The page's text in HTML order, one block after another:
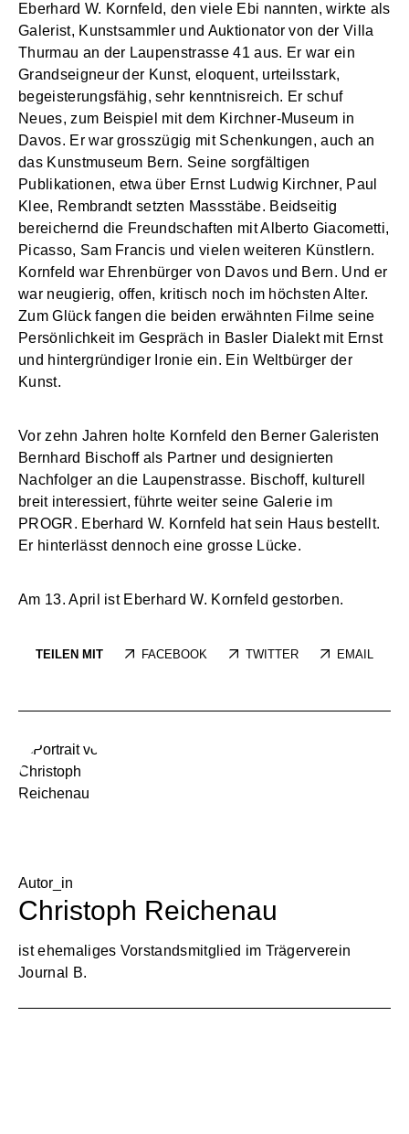
Eberhard W. Kornfeld, den viele Ebi nannten, wirkte als
Galerist, Kunstsammler und Auktionator von der Villa
Thurmau an der Laupenstrasse 41 aus. Er war ein
Grandseigneur der Kunst, eloquent, urteilsstark,
begeisterungsfähig, sehr kenntnisreich. Er schuf
Neues, zum Beispiel mit dem Kirchner-Museum in
Davos. Er war grosszügig mit Schenkungen, auch an
das Kunstmuseum Bern. Seine sorgfältigen
Publikationen, etwa über Ernst Ludwig Kirchner, Paul
Klee, Rembrandt setzten Massstäbe. Beidseitig
bereichernd die Freundschaften mit Alberto Giacometti,
Picasso, Sam Francis und vielen weiteren Künstlern.
Kornfeld war Ehrenbürger von Davos und Bern. Und er
war neugierig, offen, kritisch noch im höchsten Alter.
Zum Glück fangen die beiden erwähnten Filme seine
Persönlichkeit im Gespräch in Basler Dialekt mit Ernst
und hintergründiger Ironie ein. Ein Weltbürger der
Kunst.
Vor zehn Jahren holte Kornfeld den Berner Galeristen
Bernhard Bischoff als Partner und designierten
Nachfolger an die Laupenstrasse. Bischoff, kulturell
breit interessiert, führte weiter seine Galerie im
PROGR. Eberhard W. Kornfeld hat sein Haus bestellt.
Er hinterlässt dennoch eine grosse Lücke.
Am 13. April ist Eberhard W. Kornfeld gestorben.
TEILEN MIT FACEBOOK TWITTER EMAIL
Autor_in
Christoph Reichenau
ist ehemaliges Vorstandsmitglied im Trägerverein
Journal B.